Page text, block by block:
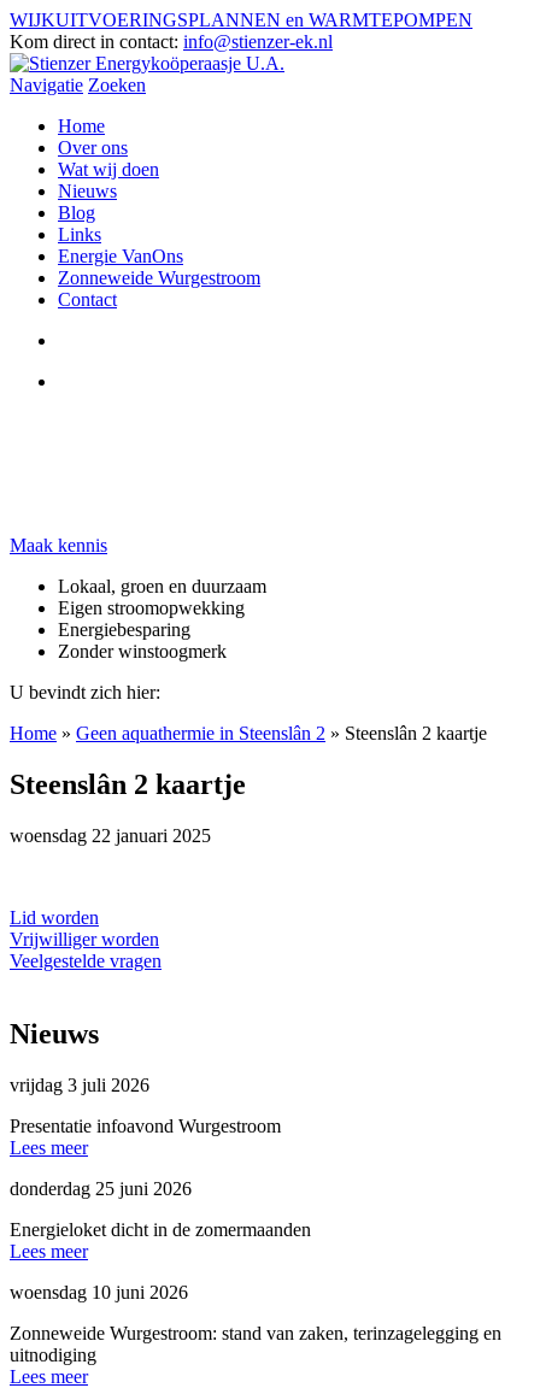
WIJKUITVOERINGSPLANNEN en WARMTEPOMPEN
Kom direct in contact: info@stienzer-ek.nl
Navigatie Zoeken
Home
Over ons
Wat wij doen
Nieuws
Blog
Links
Energie VanOns
Zonneweide Wurgestroom
Contact
Maak kennis
Lokaal, groen en duurzaam
Eigen stroomopwekking
Energiebesparing
Zonder winstoogmerk
U bevindt zich hier:
Home » Geen aquathermie in Steenslân 2 » Steenslân 2 kaartje
Steenslân 2 kaartje
woensdag 22 januari 2025
Lid worden
Vrijwilliger worden
Veelgestelde vragen
Nieuws
vrijdag 3 juli 2026
Presentatie infoavond Wurgestroom
Lees meer
donderdag 25 juni 2026
Energieloket dicht in de zomermaanden
Lees meer
woensdag 10 juni 2026
Zonneweide Wurgestroom: stand van zaken, terinzagelegging en
uitnodiging
Lees meer